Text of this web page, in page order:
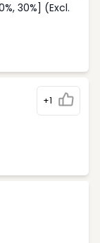
30%] (Excl.
+1